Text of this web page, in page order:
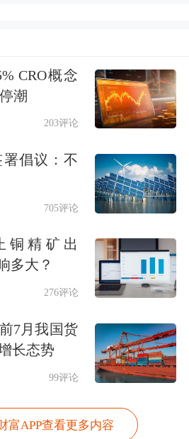
货品种存在冲高回落
伊朗战事可能很快结
要时释放石油储备以
全国人大四次会议
CRO概念
潮
203评论
倡议：不
705评论
铜精矿出
多大？
276评论
7月我国货
长态势
99评论
富APP查看更多内容